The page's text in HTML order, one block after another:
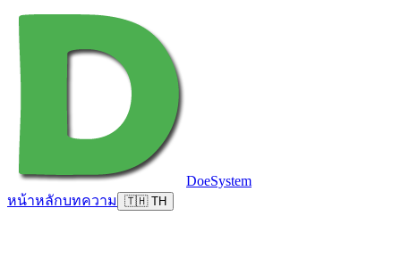
DoeSystem
หน้าหลักบทความ 🇹🇭 TH